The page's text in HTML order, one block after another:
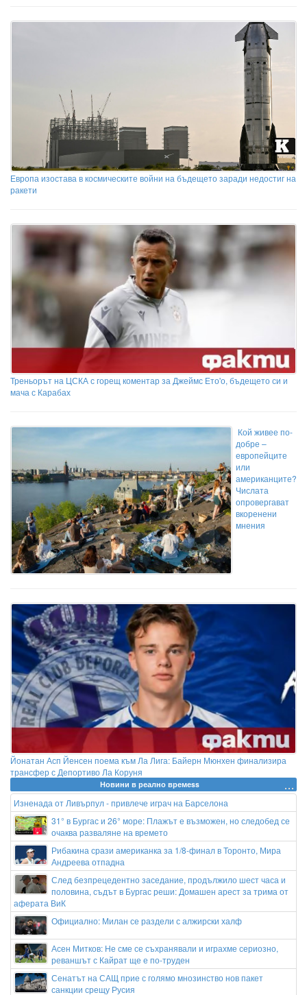
Европа изостава в космическите войни на бъдещето заради недостиг на
ракети
Треньорът на ЦСКА с горещ коментар за Джеймс Ето'о, бъдещето си и
мача с Карабах
Кой живее по-
добре –
европейците
или
американците?
Числата
опровергават
вкоренени
мнения
Йонатан Асп Йенсен поема към Ла Лига: Байерн Мюнхен финализира
трансфер с Депортиво Ла Коруня
Новини в реално времеss
Изненада от Ливърпул - привлече играч на Барселона
31° в Бургас и 26° море: Плажът е възможен, но следобед се
очаква разваляне на времето
Рибакина срази американка за 1/8-финал в Торонто, Мира
Андреева отпадна
След безпрецедентно заседание, продължило шест часа и
половина, съдът в Бургас реши: Домашен арест за трима от
аферата ВиК
Официално: Милан се раздели с алжирски халф
Асен Митков: Не сме се съхранявали и играхме сериозно,
реваншът с Кайрат ще е по-труден
Сенатът на САЩ прие с голямо мнозинство нов пакет
санкции срещу Русия